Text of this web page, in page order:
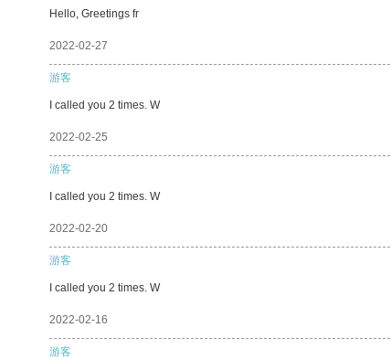
Hello, Greetings fr
2022-02-27
游客
I called you 2 times. W
2022-02-25
游客
I called you 2 times. W
2022-02-20
游客
I called you 2 times. W
2022-02-16
游客